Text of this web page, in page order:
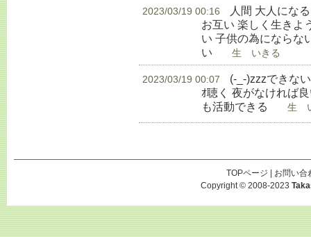
2023/03/19 00:16
人間 大人にな
お互い 楽しく生きよ
い 子供の為にならな
い 生 いきる
2023/03/19 00:07
(-_-)zzzできな
ｵ聴く 夜がなければ
も活動できる
生 い
TOPページ
お問い合
Copyright © 2008-2023